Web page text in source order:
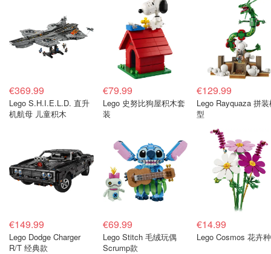
€369.99
Lego S.H.I.E.L.D. 直升
机航母 儿童积木
€79.99
Lego 史努比狗屋积木套
装
€129.99
Lego Rayquaza 拼
型
€149.99
Lego Dodge Charger
R/T 经典款
€69.99
Lego Stitch 毛绒玩偶
Scrump款
€14.99
Lego Cosmos 花卉